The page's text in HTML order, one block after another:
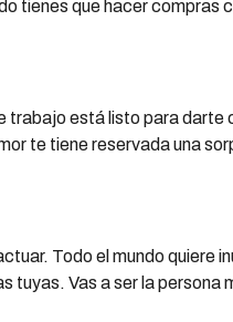
tienes que hacer compras
trabajo está listo para darte
te tiene reservada una
Todo el mundo quiere
tuyas. Vas a ser la persona